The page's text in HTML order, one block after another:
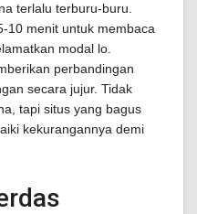
terlalu terburu-buru.
10 menit untuk membaca
modal lo.
perbandingan
secara jujur. Tidak
tapi situs yang bagus
kekurangannya demi